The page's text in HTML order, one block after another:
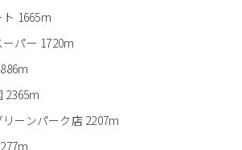
1665m
ーパー 1720m
2365m
ーンパーク店 2207m